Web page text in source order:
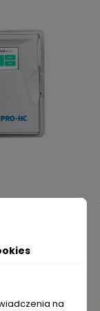
601E Wi-Fi
na